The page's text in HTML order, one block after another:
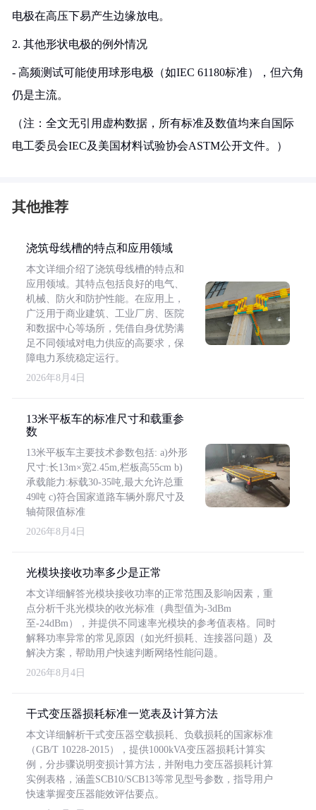
电极在高压下易产生边缘放电。
2. 其他形状电极的例外情况
- 高频测试可能使用球形电极（如IEC 61180标准），但六角
仍是主流。
（注：全文无引用虚构数据，所有标准及数值均来自国际
电工委员会IEC及美国材料试验协会ASTM公开文件。）
其他推荐
浇筑母线槽的特点和应用领域
本文详细介绍了浇筑母线槽的特点和
应用领域。其特点包括良好的电气、
机械、防火和防护性能。在应用上，
广泛用于商业建筑、工业厂房、医院
和数据中心等场所，凭借自身优势满
足不同领域对电力供应的高要求，保
障电力系统稳定运行。
2026年8月4日
13米平板车的标准尺寸和载重参
数
13米平板车主要技术参数包括: a)外形
尺寸:长13m×宽2.45m,栏板高55cm b)
承载能力:标载30-35吨,最大允许总重
49吨 c)符合国家道路车辆外廓尺寸及
轴荷限值标准
2026年8月4日
光模块接收功率多少是正常
本文详细解答光模块接收功率的正常范围及影响因素，重
点分析千兆光模块的收光标准（典型值为-3dBm
至-24dBm），并提供不同速率光模块的参考值表格。同时
解释功率异常的常见原因（如光纤损耗、连接器问题）及
解决方案，帮助用户快速判断网络性能问题。
2026年8月4日
干式变压器损耗标准一览表及计算方法
本文详细解析干式变压器空载损耗、负载损耗的国家标准
（GB/T 10228-2015），提供1000kVA变压器损耗计算实
例，分步骤说明变损计算方法，并附电力变压器损耗计算
实例表格，涵盖SCB10/SCB13等常见型号参数，指导用户
快速掌握变压器能效评估要点。